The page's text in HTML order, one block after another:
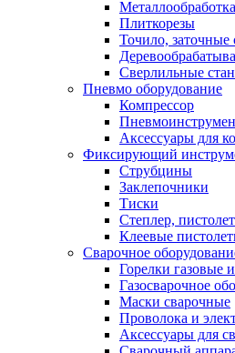
Металлообработка
Плиткорезы
Точило, заточные
Сверлильные
Пневмо оборудование
Компрессор
Аксессуары для
Фиксирующий
Струбцины
Заклепочники
Тиски
Степлер, пистолет
Клеевые
Сварочное
Горелки газовые
Газосварочное
Маски сварочные
Проволока и
Аксессуары для